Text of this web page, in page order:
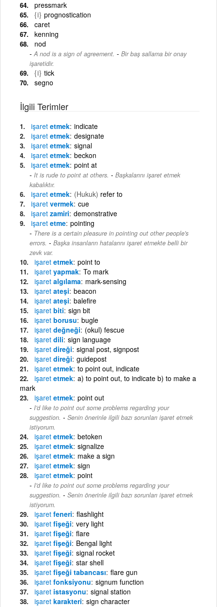
pressmark
{i} prognostication
caret
kenning
nod
A nod is a sign of agreement. - Bir baş sallama bir onay
işaretidir.
{i} tick
segno
İlgili Terimler
işaret etmek indicate
işaret etmek designate
işaret etmek signal
işaret etmek beckon
işaret etmek point at
It is rude to point at others. - Başkalarını işaret etmek
kabalıktır.
işaret etmek (Hukuk) refer to
işaret vermek cue
işaret zamiri demonstrative
işaret etme pointing
There is a certain pleasure in pointing out other people's
errors. - Başka insanların hatalarını işaret etmekte belli bir
zevk var.
işaret etmek point to
işaret yapmak To mark
işaret algılama mark-sensing
işaret ateşi beacon
işaret ateşi balefire
işaret biti sign bit
işaret borusu bugle
işaret değneği (okul) fescue
işaret dili sign language
işaret direği signal post, signpost
işaret direği guidepost
işaret etmek to point out, indicate
işaret etmek a) to point out, to indicate b) to make a
mark
işaret etmek point out
I'd like to point out some problems regarding your
suggestion. - Senin önerinle ilgili bazı sorunları işaret etmek
istiyorum.
işaret etmek betoken
işaret etmek signalize
işaret etmek make a sign
işaret etmek sign
işaret etmek point
I'd like to point out some problems regarding your
suggestion. - Senin önerinle ilgili bazı sorunları işaret etmek
istiyorum.
işaret feneri flashlight
işaret fişeği very light
işaret fişeği flare
işaret fişeği Bengal light
işaret fişeği signal rocket
işaret fişeği star shell
işaret fişeği tabancası flare gun
işaret fonksiyonu signum function
işaret istasyonu signal station
işaret karakteri sign character